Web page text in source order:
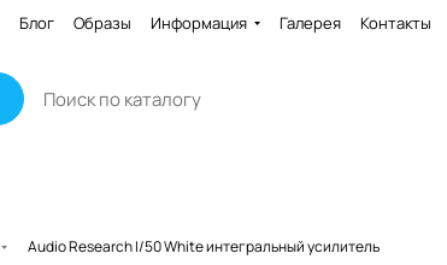
Блог Образы Информация Галерея Контакты
Audio Research I/50 White интегральный усилитель